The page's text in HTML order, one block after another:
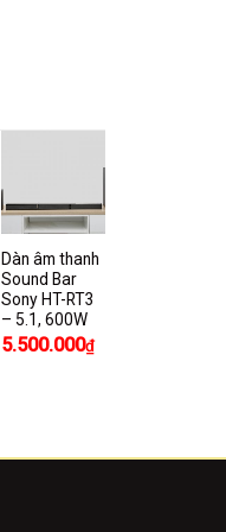
Dàn âm thanh
Sound Bar
Sony HT-RT3
– 5.1, 600W
5.500.000₫